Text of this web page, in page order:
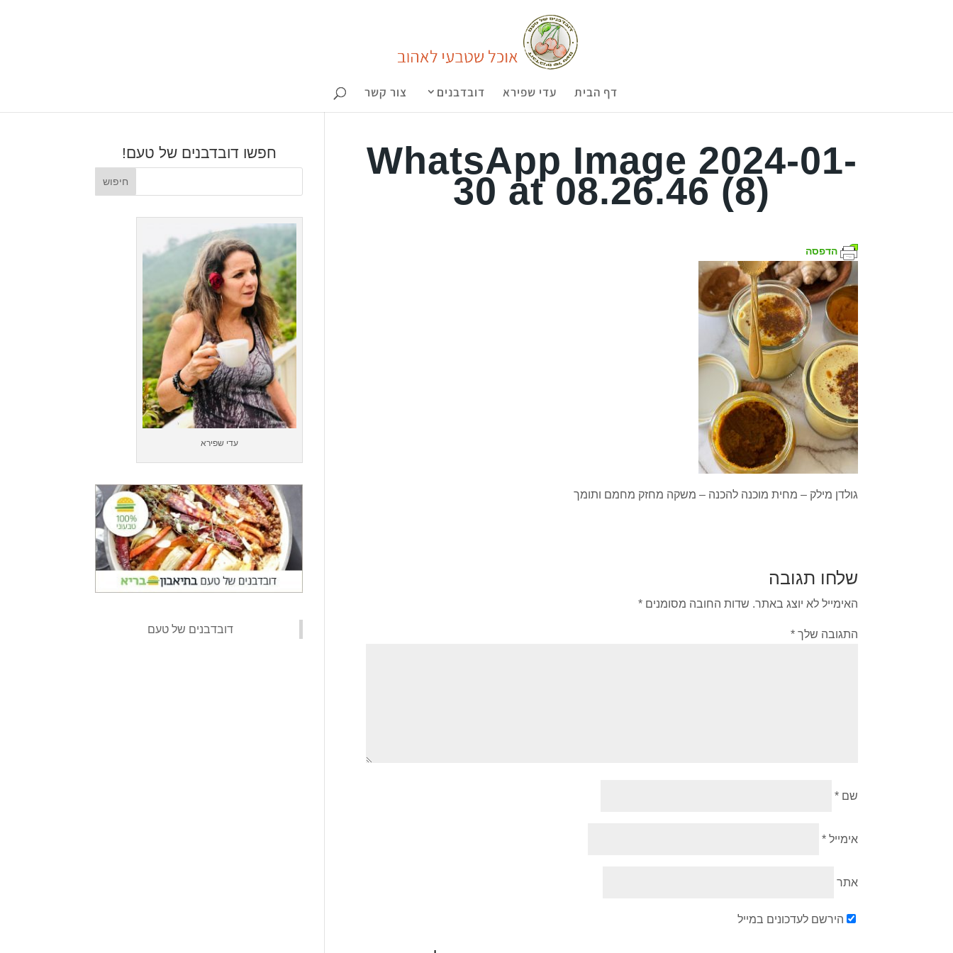
דף הבית עדי שפירא דובדבנים צור קשר
WhatsApp Image 2024-01-
30 at 08.26.46 (8)
הדפסה
גולדן מילק – מחית מוכנה להכנה – משקה מחזק מחמם ותומך
שלחו תגובה
האימייל לא יוצג באתר. שדות החובה מסומנים*
התגובה שלך*
שם*
אימייל*
אתר
הירשם לעדכונים במייל
חפשו דובדבנים של טעם!
עדי שפירא
‏דובדבנים של טעם‏